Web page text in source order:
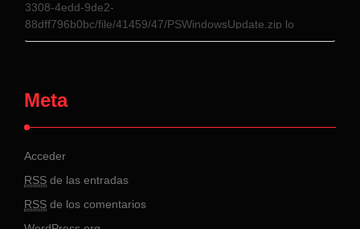
3308-4edd-9de2-
88dff796b0bc/file/41459/47/PSWindowsUpdate.zip lo
descomprimimos y lo pegamor tal cual en el directorio donde
Desde el buscador buscamos PowerShell ISE y lo
ejecutamos con clic derecho como admistrador una vez
cargado escribimos los siguientes …
Meta
Acceder
RSS de las entradas
RSS de los comentarios